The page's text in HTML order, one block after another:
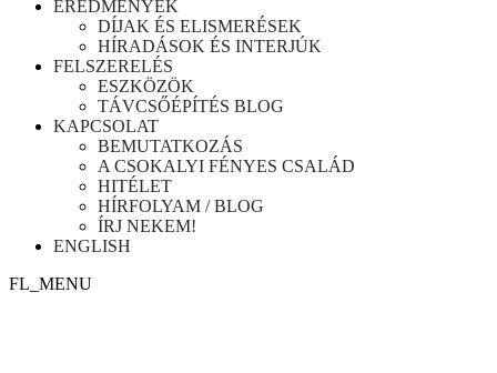
EREDMÉNYEK
DÍJAK ÉS ELISMERÉSEK
HÍRADÁSOK ÉS INTERJÚK
FELSZERELÉS
ESZKÖZÖK
TÁVCSŐÉPÍTÉS BLOG
KAPCSOLAT
BEMUTATKOZÁS
A CSOKALYI FÉNYES CSALÁD
HITÉLET
HÍRFOLYAM / BLOG
ÍRJ NEKEM!
ENGLISH
FL_MENU